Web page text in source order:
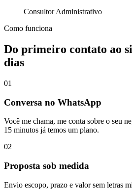
Consultor Administrativo
Como funciona
Do primeiro contato ao
dias
01
Conversa no WhatsApp
Você me chama, me conta sobre o seu
15 minutos já temos um plano.
02
Proposta sob medida
Envio escopo, prazo e valor sem letras